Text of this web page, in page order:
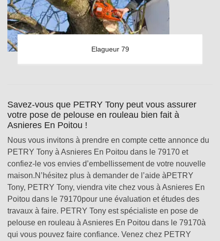
Elagueur 79
Savez-vous que PETRY Tony peut vous assurer
votre pose de pelouse en rouleau bien fait à
Asnieres En Poitou !
Nous vous invitons à prendre en compte cette annonce du
PETRY Tony à Asnieres En Poitou dans le 79170 et
confiez-le vos envies d’embellissement de votre nouvelle
maison.N’hésitez plus à demander de l’aide àPETRY
Tony, PETRY Tony, viendra vite chez vous à Asnieres En
Poitou dans le 79170pour une évaluation et études des
travaux à faire. PETRY Tony est spécialiste en pose de
pelouse en rouleau à Asnieres En Poitou dans le 79170à
qui vous pouvez faire confiance. Venez chez PETRY